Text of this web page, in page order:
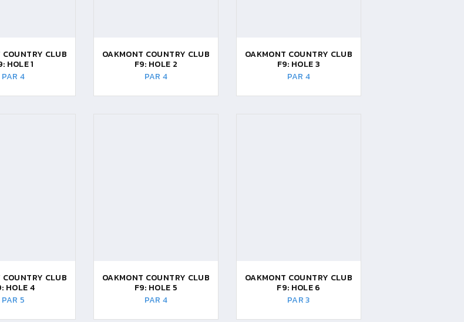
CLUB
HOLE 1
PAR 4
OAKMONT COUNTRY CLUB
F9: HOLE 2
PAR 4
OAKMONT COUNTRY CLUB
F9: HOLE 3
PAR 4
CLUB
HOLE 4
PAR 5
OAKMONT COUNTRY CLUB
F9: HOLE 5
PAR 4
OAKMONT COUNTRY CLUB
F9: HOLE 6
PAR 3